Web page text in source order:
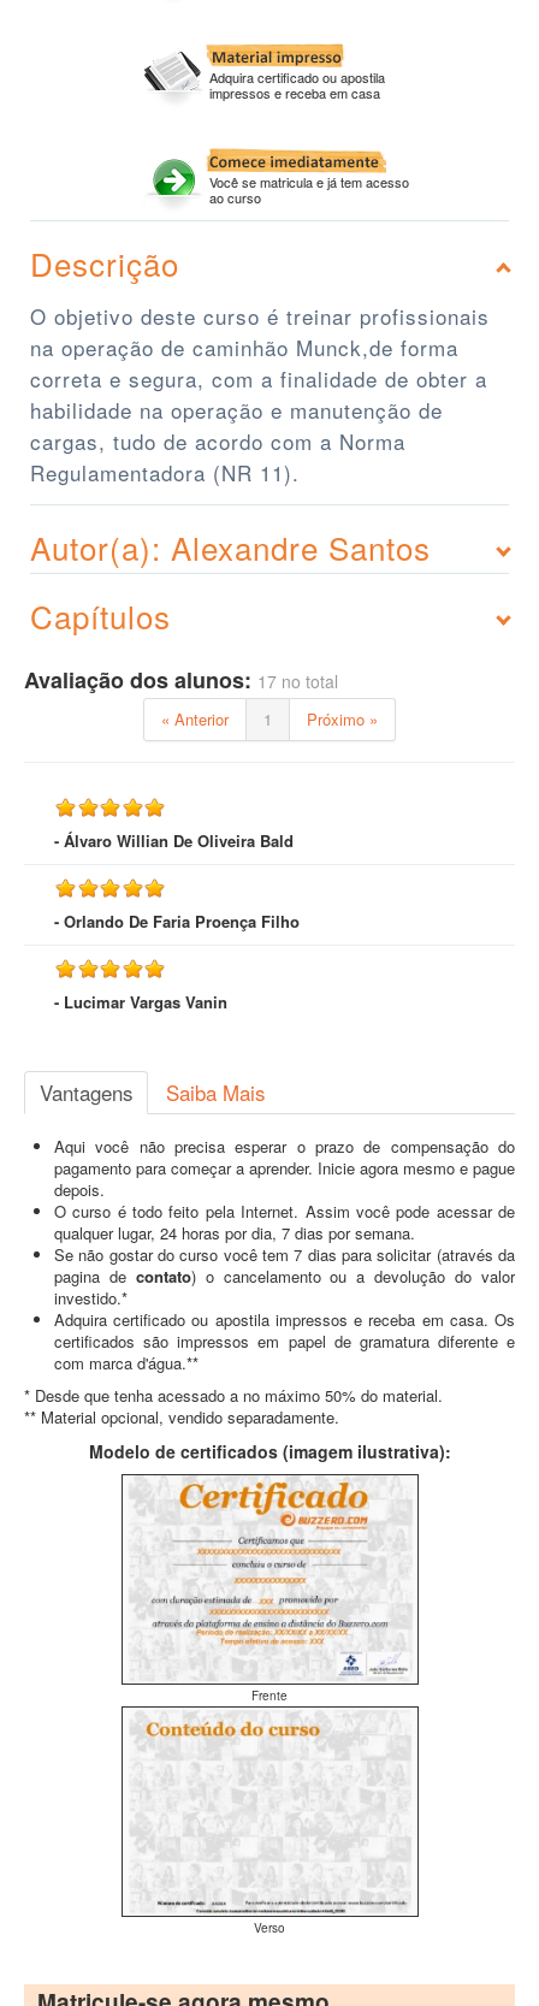
Adquira certificado ou apostila
impressos e receba em casa
Você se matricula e já tem acesso
ao curso
Descrição
O objetivo deste curso é treinar profissionais
na operação de caminhão Munck,de forma
correta e segura, com a finalidade de obter a
habilidade na operação e manutenção de
cargas, tudo de acordo com a Norma
Regulamentadora (NR 11).
Autor(a): Alexandre Santos
Capítulos
Avaliação dos alunos: 17 no total
« Anterior 1 Próximo »
- Álvaro Willian De Oliveira Bald
- Orlando De Faria Proença Filho
- Lucimar Vargas Vanin
Vantagens Saiba Mais
Aqui você não precisa esperar o prazo de compensação do
pagamento para começar a aprender. Inicie agora mesmo e pague
depois.
O curso é todo feito pela Internet. Assim você pode acessar de
qualquer lugar, 24 horas por dia, 7 dias por semana.
Se não gostar do curso você tem 7 dias para solicitar (através da
pagina de contato) o cancelamento ou a devolução do valor
investido.*
Adquira certificado ou apostila impressos e receba em casa. Os
certificados são impressos em papel de gramatura diferente e
com marca d'água.**
* Desde que tenha acessado a no máximo 50% do material.
** Material opcional, vendido separadamente.
Modelo de certificados (imagem ilustrativa):
Frente
Verso